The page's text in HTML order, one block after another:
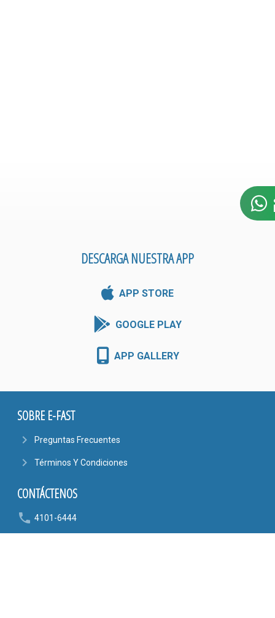
DESCARGA NUESTRA APP
APP STORE
GOOGLE PLAY
APP GALLERY
SOBRE E-FAST
navigate_next Preguntas Frecuentes
navigate_next Términos Y Condiciones
CONTÁCTENOS
phone 4101-6444